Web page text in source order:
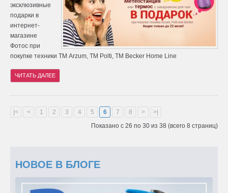
эксклюзивные
подарки в
интернет-
магазине
Фотос при
покупке техники ТМ Arzum, TM Polti, TM Becker Home Line
ЧИТАТЬ ДАЛЕЕ
|< < 1 2 3 4 5 6 7 8 >
>|
Показано с 26 по 30 из 38 (всего 8 страниц)
НОВОЕ В БЛОГЕ